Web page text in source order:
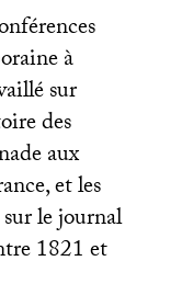
à
sur
des
aux
et les
le journal
1821 et